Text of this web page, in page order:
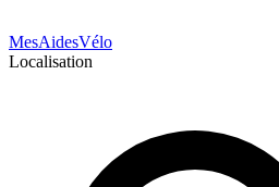
MesAidesVélo
Localisation